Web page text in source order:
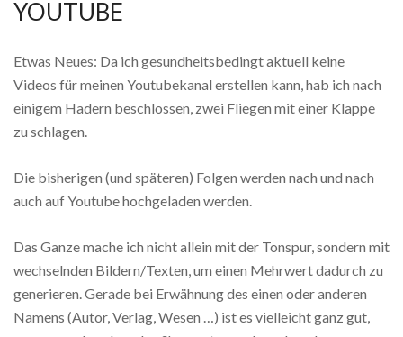
YOUTUBE
Etwas Neues: Da ich gesundheitsbedingt aktuell keine
Videos für meinen Youtubekanal erstellen kann, hab ich nach
einigem Hadern beschlossen, zwei Fliegen mit einer Klappe
zu schlagen.
Die bisherigen (und späteren) Folgen werden nach und nach
auch auf Youtube hochgeladen werden.
Das Ganze mache ich nicht allein mit der Tonspur, sondern mit
wechselnden Bildern/Texten, um einen Mehrwert dadurch zu
generieren. Gerade bei Erwähnung des einen oder anderen
Namens (Autor, Verlag, Wesen …) ist es vielleicht ganz gut,